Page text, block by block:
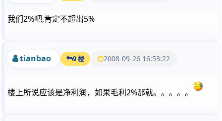
我们2%吧,肯定不超出5%
tianbao 9 楼 2008-09-26 16:53:22
楼上所说应该是净利润，如果毛利2%那就。。。。。